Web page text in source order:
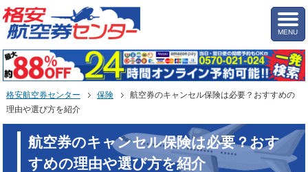
MENU
格安航空券センター 保険
航空券のキャンセル保険は必要？おすすめの
理由や選び方を紹介
航空券のキャンセル保険は必要？おす
すめの理由や選び方を紹介